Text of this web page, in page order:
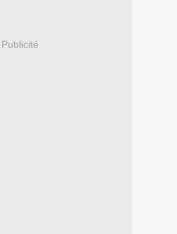
Publicité